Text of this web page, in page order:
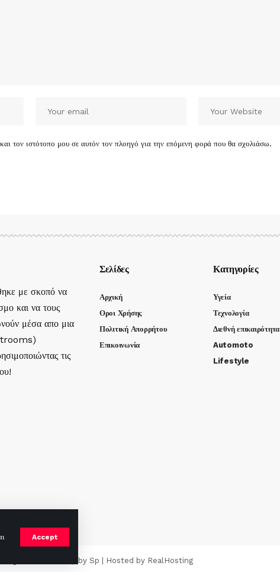
Accept
τον ιστότοπο μου σε αυτόν τον πλοηγό για την επόμενη φορά που θα σχολιάσω.
με σκοπό να
και να τους
μέσα απο μια
τις
Σελίδες
Αρχική
Οροι Χρήσης
Πολιτική Απορρήτου
Επικοινωνία
Κατηγορίες
Υγεία
Τεχνολογία
Διεθνή επικαιρότητα
Automoto
Lifestyle
by Sp | Hosted by RealHosting